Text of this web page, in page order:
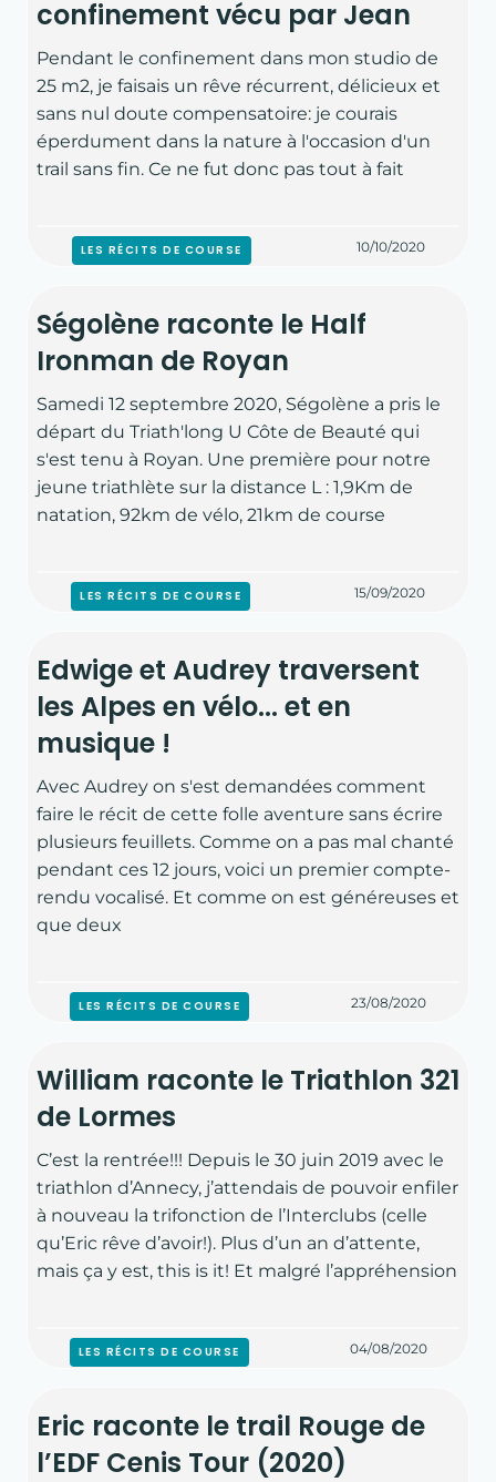
TRIATHLON SUPER SPRINT PARIS 19
NOS ACTUS
CONSEILS SPORTIFS
confinement vécu par Jean
Pendant le confinement dans mon studio de
25 m2, je faisais un rêve récurrent, délicieux et
sans nul doute compensatoire: je courais
éperdument dans la nature à l'occasion d'un
trail sans fin. Ce ne fut donc pas tout à fait
LES RÉCITS DE COURSE 10/10/2020
Ségolène raconte le Half
Ironman de Royan
Samedi 12 septembre 2020, Ségolène a pris le
départ du Triath'long U Côte de Beauté qui
s'est tenu à Royan. Une première pour notre
jeune triathlète sur la distance L : 1,9Km de
natation, 92km de vélo, 21km de course
LES RÉCITS DE COURSE 15/09/2020
Edwige et Audrey traversent
les Alpes en vélo... et en
musique !
Avec Audrey on s'est demandées comment
faire le récit de cette folle aventure sans écrire
plusieurs feuillets. Comme on a pas mal chanté
pendant ces 12 jours, voici un premier compte-
rendu vocalisé. Et comme on est généreuses et
que deux
LES RÉCITS DE COURSE 23/08/2020
William raconte le Triathlon 321
de Lormes
C’est la rentrée!!! Depuis le 30 juin 2019 avec le
triathlon d’Annecy, j’attendais de pouvoir enfiler
à nouveau la trifonction de l’Interclubs (celle
qu’Eric rêve d’avoir!). Plus d’un an d’attente,
mais ça y est, this is it! Et malgré l’appréhension
LES RÉCITS DE COURSE 04/08/2020
Eric raconte le trail Rouge de
l’EDF Cenis Tour (2020)